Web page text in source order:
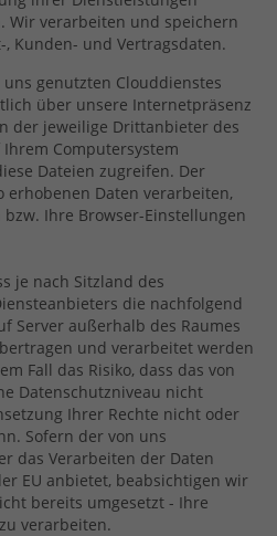
Wir verarbeiten und speichern
Kunden- und Vertragsdaten.
genutzten Clouddienstes
über unsere Internetpräsenz
der jeweilige Drittanbieter des
Computersystem
Dateien zugreifen. Der
erhobenen Daten verarbeiten,
Ihre Browser-Einstellungen
je nach Sitzland des
die nachfolgend
Server außerhalb des Raumes
und verarbeitet werden
Fall das Risiko, dass das von
Datenschutzniveau nicht
Ihrer Rechte nicht oder
Sofern der von uns
das Verarbeiten der Daten
EU anbietet, beabsichtigen wir
bereits umgesetzt - Ihre
verarbeiten.